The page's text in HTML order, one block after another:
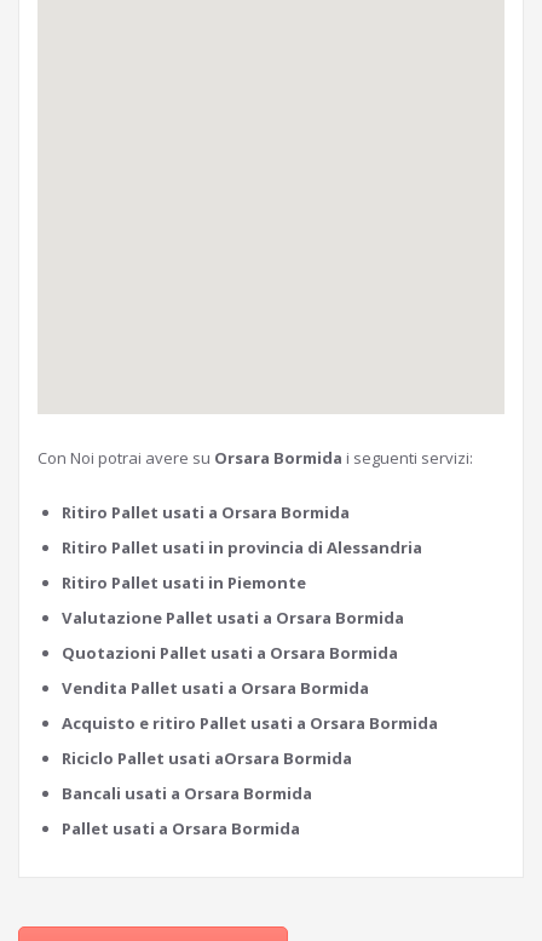
Con Noi potrai avere su Orsara Bormida i seguenti servizi:
Ritiro Pallet usati a Orsara Bormida
Ritiro Pallet usati in provincia di Alessandria
Ritiro Pallet usati in Piemonte
Valutazione Pallet usati a Orsara Bormida
Quotazioni Pallet usati a Orsara Bormida
Vendita Pallet usati a Orsara Bormida
Acquisto e ritiro Pallet usati a Orsara Bormida
Riciclo Pallet usati aOrsara Bormida
Bancali usati a Orsara Bormida
Pallet usati a Orsara Bormida